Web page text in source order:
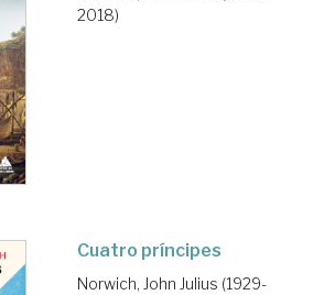
2018)
Cuatro príncipes
Norwich, John Julius (1929-